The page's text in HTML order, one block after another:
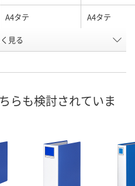
A4タテ A4タテ
30mm
数量
見る
らも検討されていま